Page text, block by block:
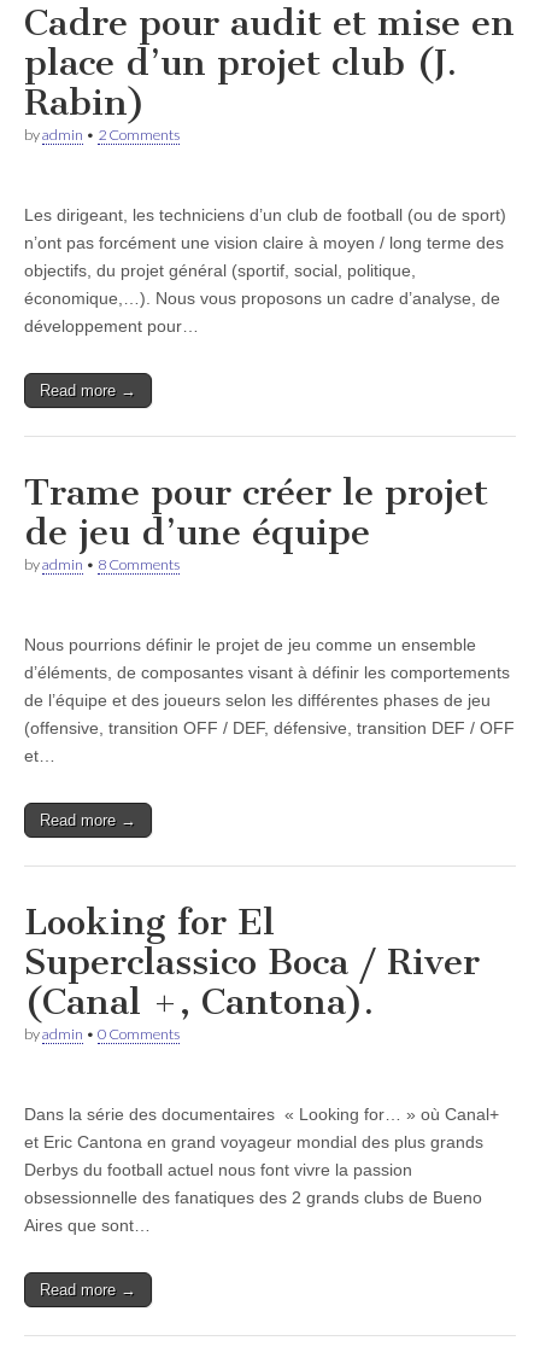
Cadre pour audit et mise en
place d’un projet club (J.
Rabin)
byadmin • 2 Comments
Les dirigeant, les techniciens d’un club de football (ou de sport)
n’ont pas forcément une vision claire à moyen / long terme des
objectifs, du projet général (sportif, social, politique,
économique,…). Nous vous proposons un cadre d’analyse, de
développement pour…
Read more →
Trame pour créer le projet
de jeu d’une équipe
byadmin • 8 Comments
Nous pourrions définir le projet de jeu comme un ensemble
d’éléments, de composantes visant à définir les comportements
de l’équipe et des joueurs selon les différentes phases de jeu
(offensive, transition OFF / DEF, défensive, transition DEF / OFF
et…
Read more →
Looking for El
Superclassico Boca / River
(Canal +, Cantona).
byadmin • 0 Comments
Dans la série des documentaires « Looking for… » où Canal+
et Eric Cantona en grand voyageur mondial des plus grands
Derbys du football actuel nous font vivre la passion
obsessionnelle des fanatiques des 2 grands clubs de Bueno
Aires que sont…
Read more →